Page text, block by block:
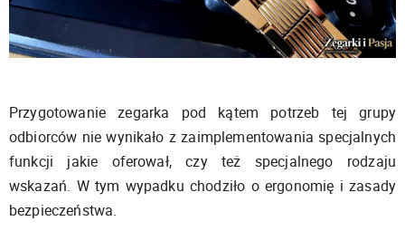
Przygotowanie zegarka pod kątem potrzeb tej grupy
odbiorców nie wynikało z zaimplementowania specjalnych
funkcji jakie oferował, czy też specjalnego rodzaju
wskazań. W tym wypadku chodziło o ergonomię i zasady
bezpieczeństwa.